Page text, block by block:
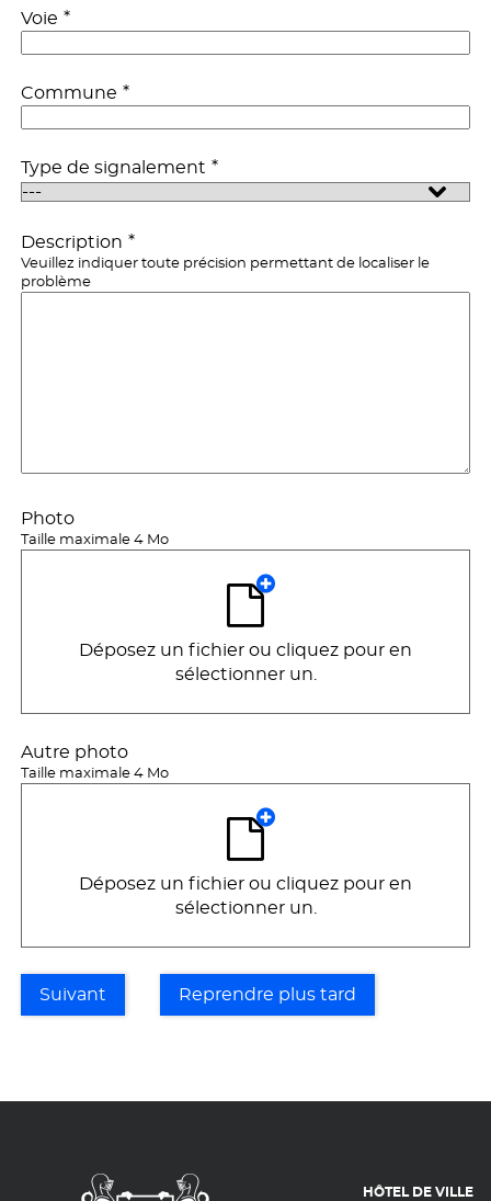
Voie *
Commune *
Type de signalement *
Description *
Veuillez indiquer toute précision permettant de localiser le
problème
Photo
Taille maximale 4 Mo
Déposez un fichier ou cliquez pour en
sélectionner un.
Autre photo
Taille maximale 4 Mo
Déposez un fichier ou cliquez pour en
sélectionner un.
Suivant Reprendre plus tard
HÔTEL DE VILLE